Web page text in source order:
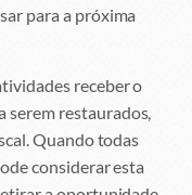
para a próxima
receber o
serem restaurados,
Quando todas
considerar esta